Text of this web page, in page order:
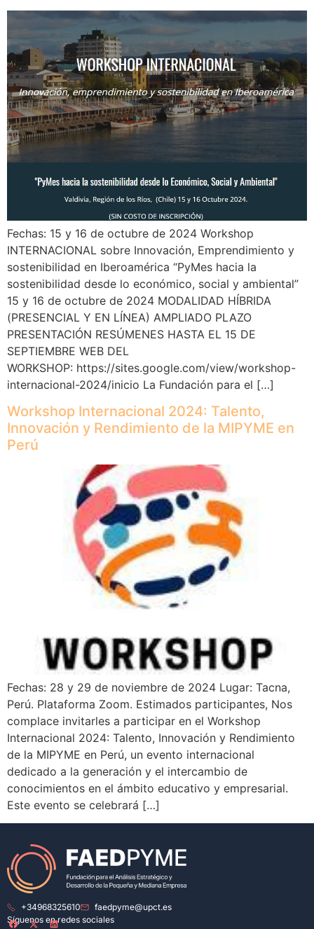
Fechas: 15 y 16 de octubre de 2024 Workshop
INTERNACIONAL sobre Innovación, Emprendimiento y
sostenibilidad en Iberoamérica “PyMes hacia la
sostenibilidad desde lo económico, social y ambiental”
15 y 16 de octubre de 2024 MODALIDAD HÍBRIDA
(PRESENCIAL Y EN LÍNEA) AMPLIADO PLAZO
PRESENTACIÓN RESÚMENES HASTA EL 15 DE
SEPTIEMBRE WEB DEL
WORKSHOP: https://sites.google.com/view/workshop-
internacional-2024/inicio La Fundación para el […]
Workshop Internacional 2024: Talento,
Innovación y Rendimiento de la MIPYME en
Perú
Fechas: 28 y 29 de noviembre de 2024 Lugar: Tacna,
Perú. Plataforma Zoom. Estimados participantes, Nos
complace invitarles a participar en el Workshop
Internacional 2024: Talento, Innovación y Rendimiento
de la MIPYME en Perú, un evento internacional
dedicado a la generación y el intercambio de
conocimientos en el ámbito educativo y empresarial.
Este evento se celebrará […]
+34968325610
faedpyme@upct.es
Síguenos en redes sociales